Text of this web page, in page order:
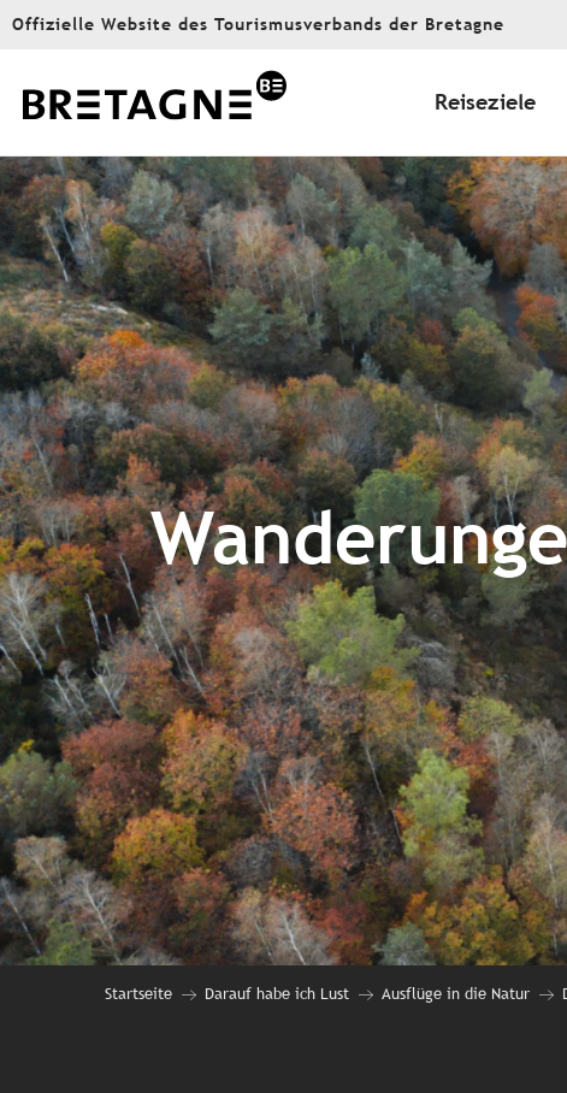
Aller
principal
Offizielle Website des Tourismusverbands der Bretagne
Reiseziele
Startseite Darauf habe ich Lust Ausflüge in die Natur